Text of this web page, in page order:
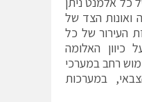
ואונות הצד של
העירור של כל
כיוון האלומה
רחב במערכי
במערכות